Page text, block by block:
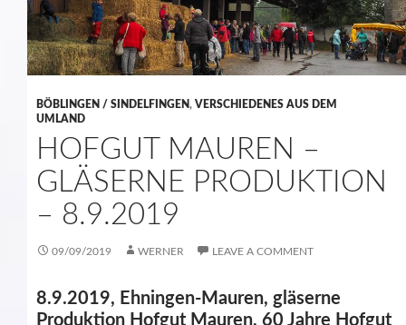
BÖBLINGEN / SINDELFINGEN, VERSCHIEDENES AUS DEM
UMLAND
HOFGUT MAUREN –
GLÄSERNE PRODUKTION
– 8.9.2019
09/09/2019 WERNER LEAVE A COMMENT
8.9.2019, Ehningen-Mauren, gläserne
Produktion Hofgut Mauren, 60 Jahre Hofgut